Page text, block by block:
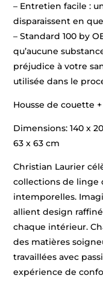
– Entretien facile :
disparaissent en
– Standard 100 by
qu’aucune
préjudice à votre
utilisée dans le
Housse de couette
Dimensions: 140 x
63 x 63 cm
Christian Laurier
collections de linge
intemporelles.
allient design
chaque intérieur.
des matières
travaillées avec
expérience de